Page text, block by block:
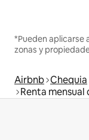
*Pueden aplicarse
zonas y
Airbnb Chequia
Renta